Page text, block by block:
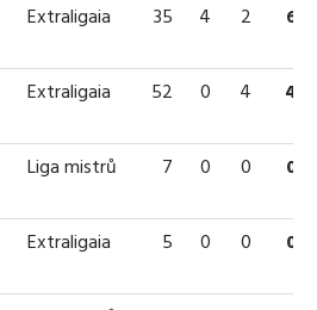
Extraligaia 35 4 2 6
Extraligaia 52 0 4 4
Liga mistrů 7 0 0 0
Extraligaia 5 0 0 0